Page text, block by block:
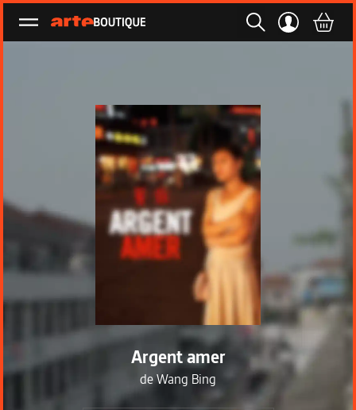
Ouvrir le menu
Argent amer
deWang Bing